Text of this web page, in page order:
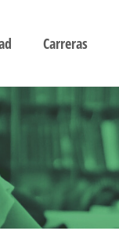
Carreras